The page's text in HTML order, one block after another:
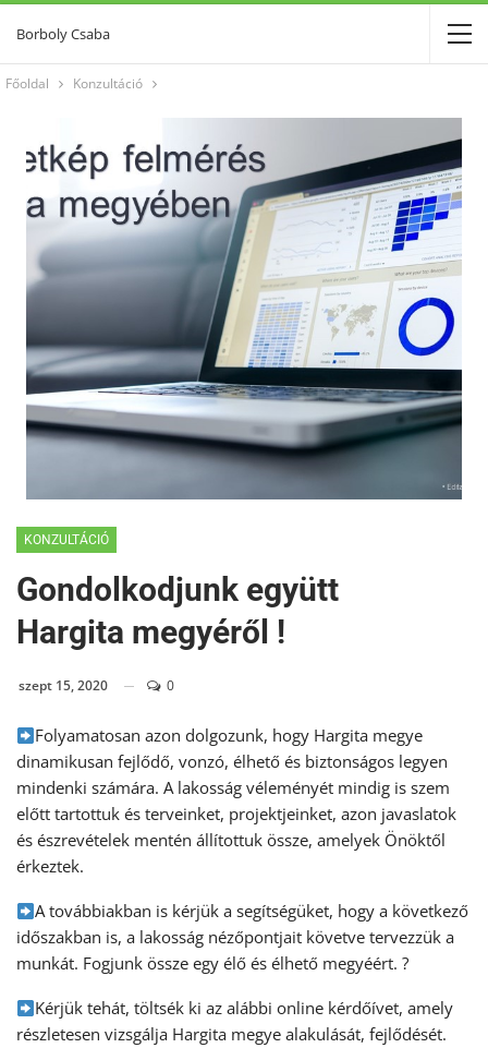
Borboly Csaba
Főoldal Konzultáció
KONZULTÁCIÓ
Gondolkodjunk együtt
Hargita megyéről !
szept 15, 2020 0
Folyamatosan azon dolgozunk, hogy Hargita megye
dinamikusan fejlődő, vonzó, élhető és biztonságos legyen
mindenki számára. A lakosság véleményét mindig is szem
előtt tartottuk és terveinket, projektjeinket, azon javaslatok
és észrevételek mentén állítottuk össze, amelyek Önöktől
érkeztek.
A továbbiakban is kérjük a segítségüket, hogy a következő
időszakban is, a lakosság nézőpontjait követve tervezzük a
munkát. Fogjunk össze egy élő és élhető megyéért. ?
Kérjük tehát, töltsék ki az alábbi online kérdőívet, amely
részletesen vizsgálja Hargita megye alakulását, fejlődését.